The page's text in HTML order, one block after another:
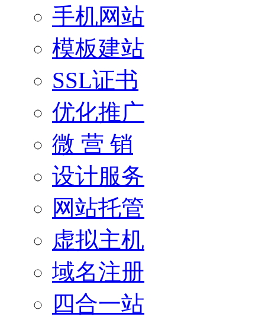
手机网站
模板建站
SSL证书
优化推广
微 营 销
设计服务
网站托管
虚拟主机
域名注册
四合一站